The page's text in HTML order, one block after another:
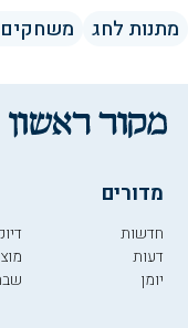
מתנות לחג משחקים
מדורים
חדשות
דעות
יומן